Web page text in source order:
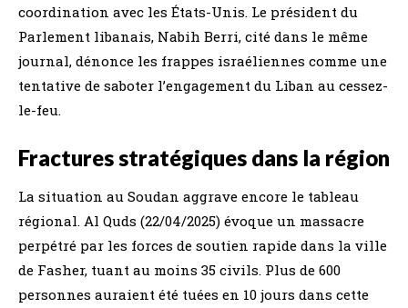
coordination avec les États-Unis. Le président du
Parlement libanais, Nabih Berri, cité dans le même
journal, dénonce les frappes israéliennes comme une
tentative de saboter l’engagement du Liban au cessez-
le-feu.
Fractures stratégiques dans la région
La situation au Soudan aggrave encore le tableau
régional. Al Quds (22/04/2025) évoque un massacre
perpétré par les forces de soutien rapide dans la ville
de Fasher, tuant au moins 35 civils. Plus de 600
personnes auraient été tuées en 10 jours dans cette